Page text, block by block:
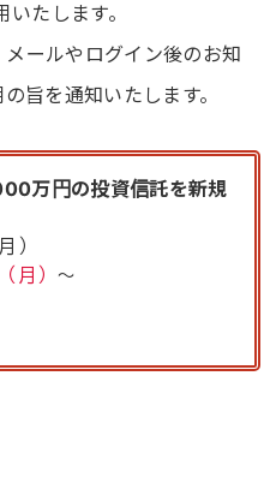
たします。
ールやログイン後のお知
旨を通知いたします。
万円の投資信託を新規
）
月） ～